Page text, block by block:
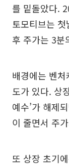
를 밑돌았다.
토모티브는
후 주가는 3분
배경에는 벤
도가 있다. 상
예수’가 해제
이 줄면서 주
또 상장 초기